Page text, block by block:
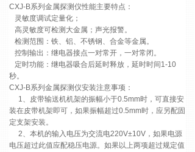
CXJ-B系列金属探测仪性能主要特点：
灵敏度调试定量化；
高灵敏度可检测大金属；声光报警。
检测范围：铁、铝、不锈钢、合金等金属。
控制输出：继电器接点一对常开，一对常闭。
定时功能：继电器吸合后延时释放，延时时间 1-10
秒。
CXJ-B系列金属探测仪安装注意事项：
1、皮带输送机机架的振幅小于0.5mm时，可直接安
装在皮带机架即可，如果振幅超过0.5mm时，应另配固
定支架安装。
2、本机的输入电压为交流电220V±10V ，如果电源
电压超过此值应配稳压电源。如果以上两项超过规定值